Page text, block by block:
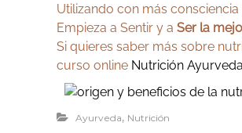
Utilizando con más
Empieza a Sentir y a Ser la
Si quieres saber más sobre
curso online Nutrición
Ayurveda, Nutrición